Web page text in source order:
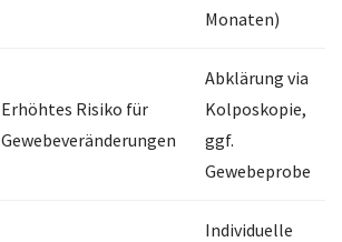
Monaten)
Erhöhtes Risiko für
Gewebeveränderungen
Abklärung via
Kolposkopie,
ggf.
Gewebeprobe
Individuelle